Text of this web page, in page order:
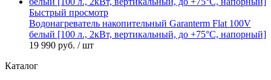
Быстрый просмотр
Водонагреватель накопительный Garanterm Flat 100V
белый [100 л., 2кВт, вертикальный, до +75°С, напорный]
19 990 руб. / шт
Каталог